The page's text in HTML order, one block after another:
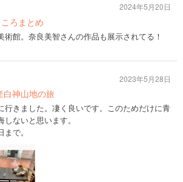
ろまとめ
術館。奈良美智さんの作品も展示されてる！
2024年5月20日
神山地の旅
行きました。凄く良いです。このためだけに青
ないと思います。
で。
2023年5月28日